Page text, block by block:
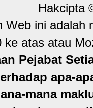
Hakcipta
Web ini
ke atas atau
Pejabat
apa-
mana